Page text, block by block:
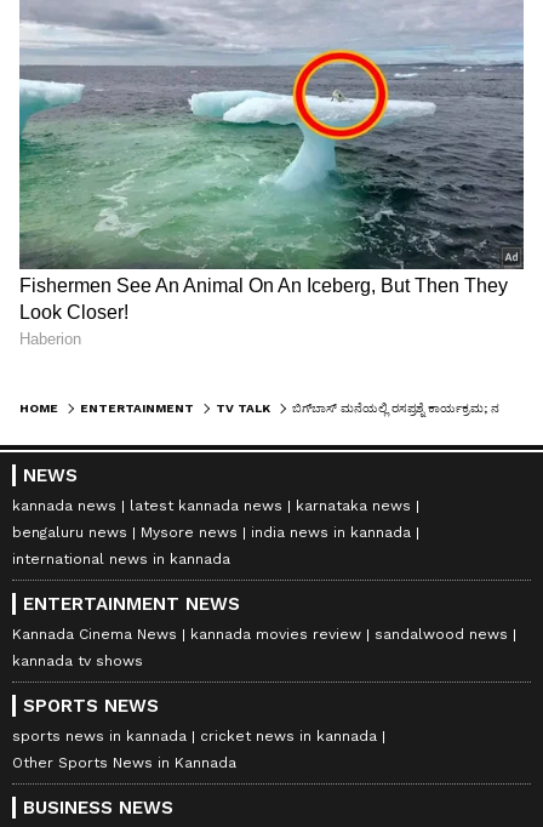
HOME ENTERTAINMENT TV TALK
NEWS
kannada news latest kannada news
karnataka news
bengaluru news
Mysore news
india news in kannada
international news in kannada
ENTERTAINMENT NEWS
Kannada Cinema News kannada movies review
sandalwood news
kannada tv shows
SPORTS NEWS
sports news in kannada
cricket news in kannada
Other Sports News in Kannada
BUSINESS NEWS